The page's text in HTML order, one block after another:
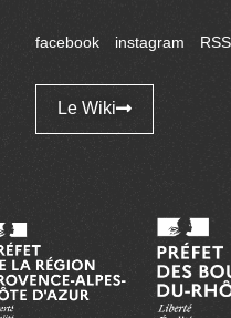
facebook instagram RSS
Le Wiki